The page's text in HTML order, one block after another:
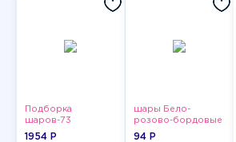
Подборка
шаров-73
1954 P
шары Бело-
розово-бордовые
металлик
94 P